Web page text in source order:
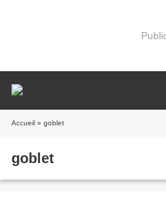
Accueil » goblet
goblet